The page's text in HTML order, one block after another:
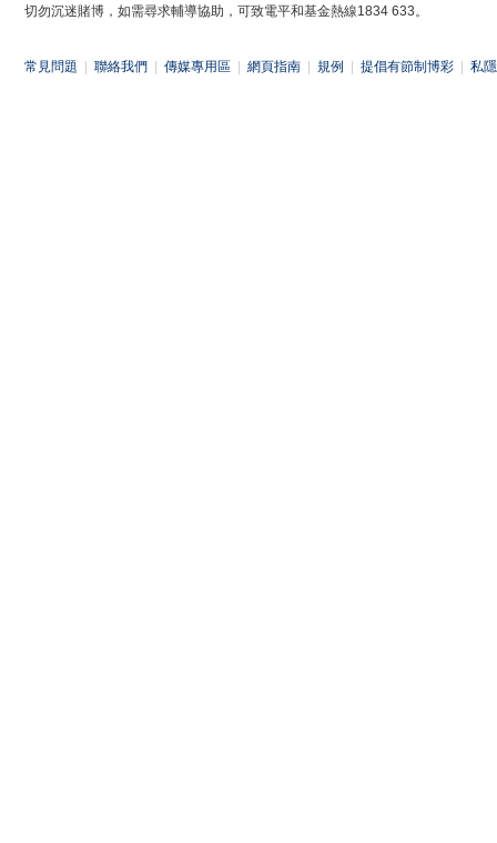
切勿沉迷賭博，如需尋求輔導協助，可致電平和基金熱線1834 633。
常見問題 聯絡我們 傳媒專用區 網頁指南 規例 提倡有節制博彩 私